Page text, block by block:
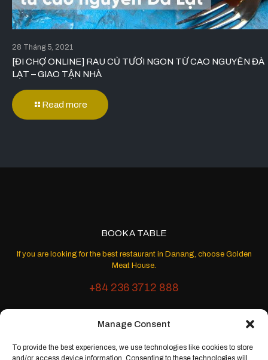
Manage Consent
To provide the best experiences, we use technologies like cookies to store
and/or access device information. Consenting to these technologies will
28 Tháng 5, 2021
[ĐI CHỢ ONLINE] RAU CỦ TƯƠI NGON TỪ CAO NGUYÊN ĐÀ
LẠT – GIAO TẬN NHÀ
Read more
BOOK A TABLE
If you are looking for the best restaurant in Danang, choose Golden
Meat House.
+84 236 3712 888
Monday - Sunday